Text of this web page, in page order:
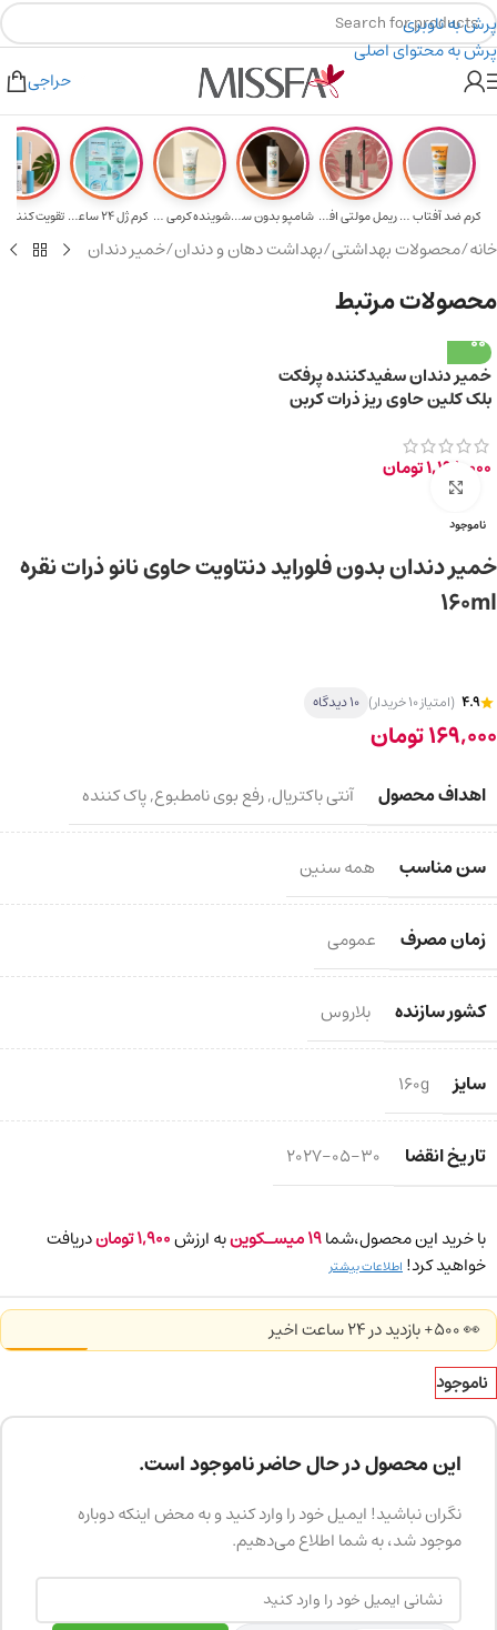
پرش به ناوبری
پرش به محتوای اصلی
۲٪ تخفیف روی سبد خرید برای روش کارت به کارت
برای خرید های بالای ۵ میلیون تومن
حراجی
کرم ضد آفتاب حا... ریمل مولتی افکت... شامپو بدون سولف... شوینده کرمی صور... کرم ژل ۲۴ ساعته... تقویت‌ کننده
خانه/محصولات بهداشتی/بهداشت دهان و دندان/خمیر دندان
محصولات مرتبط
خمیر دندان سفیدکننده پرفکت
بلک کلین حاوی ریز ذرات کربن
1,198,000تومان
ناموجود
برای بزرگ‌نمایی کلیک کنید
خمیر دندان بدون فلوراید دنتاویت حاوی نانو ذرات نقره
160ml
4.9 (امتیاز 10 خریدار) 10 دیدگاه
169,000تومان
اهداف محصول آنتی باکتریال,رفع بوی نامطبوع,پاک کننده
سن مناسب همه سنین
زمان مصرف عمومی
کشور سازنده بلاروس
سایز 160g
تاریخ انقضا 2027-05-30
با خرید این محصول،شما19میسـکوینبه ارزش1,900توماندریافت
خواهید کرد! اطلاعات بیشتر
👀 500+ بازدید در ۲۴ ساعت اخیر
ناموجود
این محصول در حال حاضر ناموجود است.
نگران نباشید! ایمیل خود را وارد کنید و به محض اینکه دوباره
موجود شد، به شما اطلاع می‌دهیم.